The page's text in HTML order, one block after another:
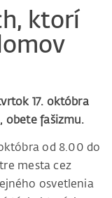
ktorí
17. októbra
obete fašizmu.
od 8.00 do
mesta cez
osvetlenia